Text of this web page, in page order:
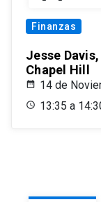
Finanzas
Jesse
Chapel Hill
14 de
13:35 a